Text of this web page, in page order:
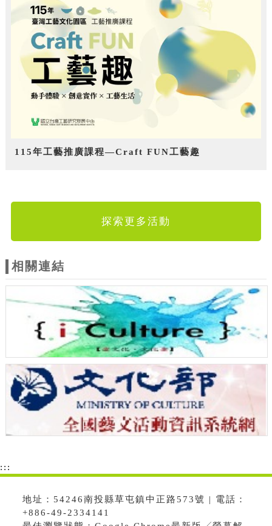
115年工藝推廣課程—Craft FUN工藝趣
探索更多活動
相關連結
:::
地址：54246南投縣草屯鎮中正路573號 | 電話：
+886-49-2334141